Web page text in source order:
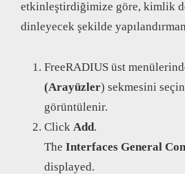
etkinleştirdiğimize göre, kimlik
dinleyecek şekilde
FreeRADIUS üst
(Arayüzler) sekmesini
görüntülenir.
Click Add.
The Interfaces General
displayed.